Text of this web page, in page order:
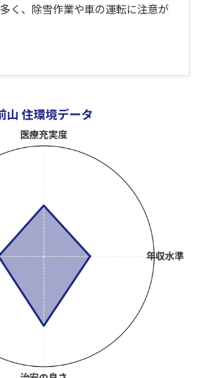
く、除雪作業や車の運転に注意が